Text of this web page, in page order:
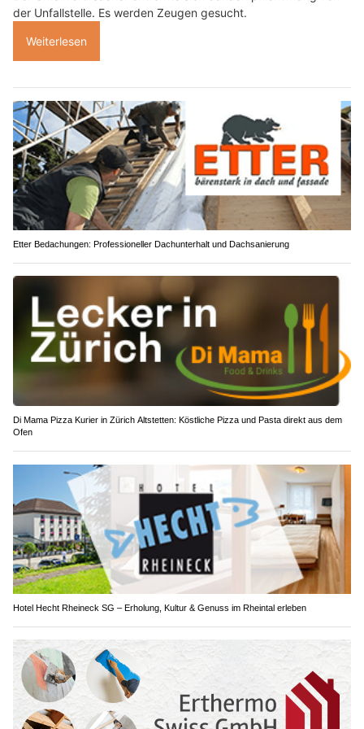
der Unfallstelle. Es werden Zeugen gesucht.
Weiterlesen
Etter Bedachungen: Professioneller Dachunterhalt und Dachsanierung
Di Mama Pizza Kurier in Zürich Altstetten: Köstliche Pizza und Pasta direkt aus dem
Ofen
Hotel Hecht Rheineck SG – Erholung, Kultur & Genuss im Rheintal erleben